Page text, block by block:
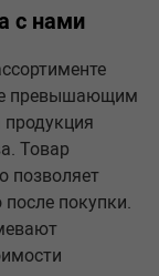
с нами
превышающим
продукция
Товар
позволяет
после покупки.